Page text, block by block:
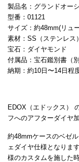
製品名：グランドオー
型番：01121
サイズ：約48mm(リュ
素材：SS（ステンレス）
宝石：ダイヤモンド
付属品：宝石鑑別書（別
納期：約10日〜14日程
EDOX（エドックス）
フへのアフターダイヤ
約48mmケースのベゼ
ェダイヤ仕様となりま
様のカスタムを施した